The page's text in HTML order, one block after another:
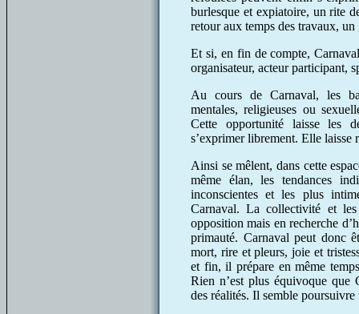
burlesque et expiatoire, un rite
retour aux temps des travaux,
Et si, en fin de compte,
organisateur, acteur participant,
Au cours de Carnaval, les
mentales, religieuses ou
Cette opportunité laisse les
s’exprimer librement. Elle
Ainsi se mêlent, dans cette
même élan, les tendances
inconscientes et les plus
Carnaval. La collectivité et
opposition mais en recherche
primauté. Carnaval peut donc
mort, rire et pleurs, joie et
et fin, il prépare en même
Rien n’est plus équivoque que
des réalités. Il semble